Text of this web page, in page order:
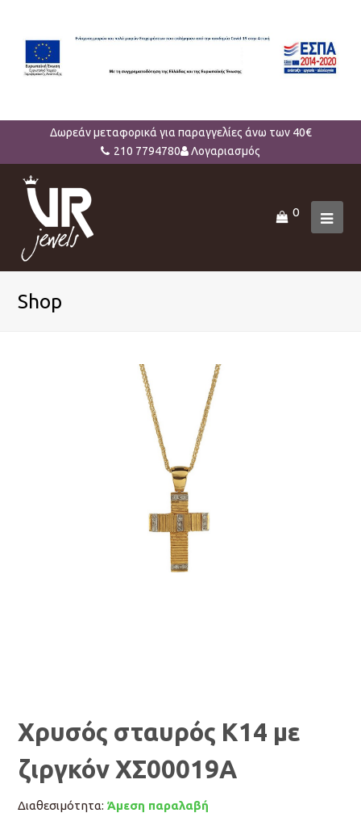
Δωρεάν μεταφορικά για παραγγελίες άνω των 40€
210 7794780
Λογαριασμός
0
Shop
Χρυσός σταυρός Κ14 με
ζιργκόν ΧΣ00019Α
Διαθεσιμότητα: Άμεση παραλαβή